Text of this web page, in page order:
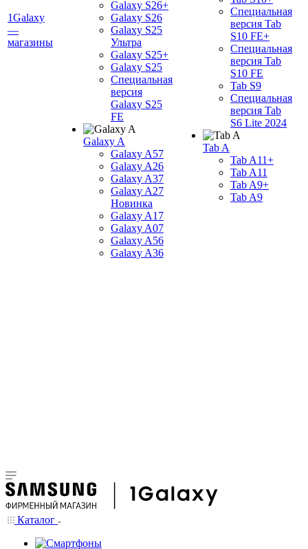
1Galaxy
—
магазины
Galaxy S26+
Galaxy S26
Galaxy S25
Ультра
Galaxy S25+
Galaxy S25
Специальная
версия
Galaxy S25
FE
Galaxy A
Galaxy A57
Galaxy A26
Galaxy A37
Galaxy A27
Новинка
Galaxy A17
Galaxy A07
Galaxy A56
Galaxy A36
Специальная
версия Tab
S10 FE+
Специальная
версия Tab
S10 FE
Tab S9
Специальная
версия Tab
S6 Lite 2024
Tab A
Tab A11+
Tab A11
Tab A9+
Tab A9
Каталог